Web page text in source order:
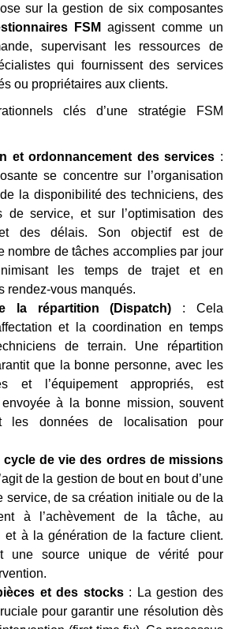
sur la gestion de six composantes
FSM agissent comme un
supervisant les ressources de
qui fournissent des services
ou propriétaires aux clients.
clés d’une stratégie FSM
et ordonnancement des services :
se concentre sur l’organisation
la disponibilité des techniciens, des
de service, et sur l’optimisation des
et des délais. Son objectif est de
nombre de tâches accomplies par jour
les temps de trajet et en
rendez-vous manqués.
la répartition (Dispatch) : Cela
et la coordination en temps
de terrain. Une répartition
que la bonne personne, avec les
et l’équipement appropriés, est
envoyée à la bonne mission, souvent
les données de localisation pour
cycle de vie des ordres de missions
de la gestion de bout en bout d’une
service, de sa création initiale ou de la
à l’achèvement de la tâche, au
et à la génération de la facture client.
une source unique de vérité pour
et des stocks: La gestion des
pour garantir une résolution dès